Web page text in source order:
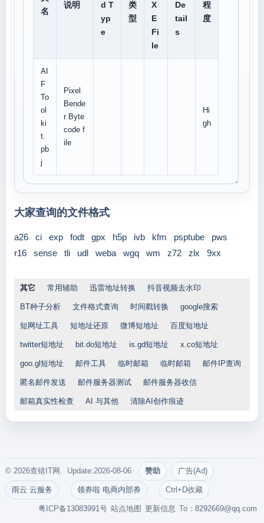
名
说明
d T
yp
e
类
型
X
E
Fi
le
De
tail
s
程
度
AI
F
To
ol
ki
t.
pb
j
Pixel
Bende
r Byte
code f
ile
Hi
gh
大家查询的文件格式
a26 ci exp fodt gpx h5p ivb kfm psptube
pws
r16
sense tli udl weba wgq wm z72 zlx 9xx
其它 常用辅助 迅雷地址转换 抖音视频去水印
BT种子分析 文件格式查询 时间戳转换 google搜索
短网址工具 短地址还原 微博短地址 百度短地址
twitter短地址 bit.do短地址 is.gd短地址 x.co短地址
goo.gl短地址 邮件工具 临时邮箱 临时邮箱 邮件IP查询
匿名邮件发送 邮件服务器测试 邮件服务器收信
邮箱真实性检查 AI 与其他 清除AI创作痕迹
© 2026查错IT网. Update:2026-08-06 赞助 广告(Ad)
雨云 云服务 领券啦 电商内部券 Ctrl+D收藏
To：8292669@qq.com
更新信息
站点地图
粤ICP备13083991号